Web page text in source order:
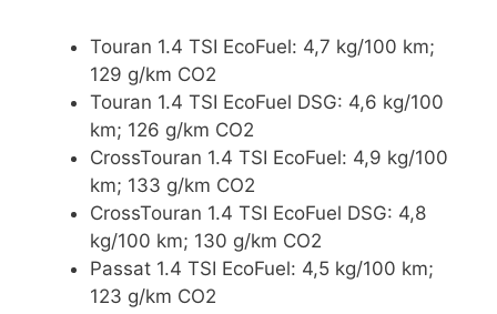
Touran 1.4 TSI EcoFuel: 4,7 kg/100 km;
129 g/km CO2
Touran 1.4 TSI EcoFuel DSG: 4,6 kg/100
km; 126 g/km CO2
CrossTouran 1.4 TSI EcoFuel: 4,9 kg/100
km; 133 g/km CO2
CrossTouran 1.4 TSI EcoFuel DSG: 4,8
kg/100 km; 130 g/km CO2
Passat 1.4 TSI EcoFuel: 4,5 kg/100 km;
123 g/km CO2